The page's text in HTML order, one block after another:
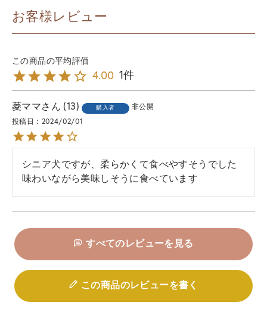
お客様レビュー
4.00 1
菱ママ 13 購入者 非公開
投稿日 2024/02/01
シニア犬ですが、柔らかくて食べやすそうでした
味わいながら美味しそうに食べています
すべてのレビューを見る
この商品のレビューを書く